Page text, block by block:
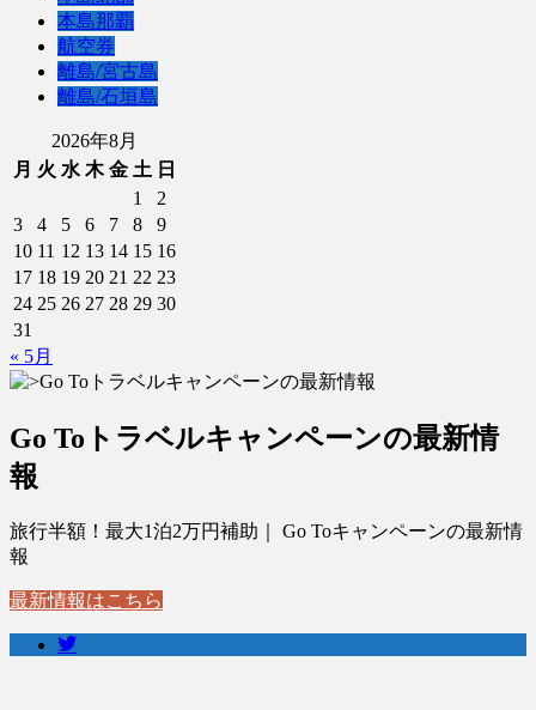
本島那覇
航空券
離島/宮古島
離島/石垣島
2026年8月
月 火 水 木 金 土 日
1
2
3
4 5 6 7 8
9
10 11 12 13 14 15 16
17 18 19 20 21 22 23
24 25 26 27 28 29 30
31
« 5月
Go Toトラベルキャンペーンの最新情
報
旅行半額！最大1泊2万円補助｜ Go Toキャンペーンの最新情
報
最新情報はこちら